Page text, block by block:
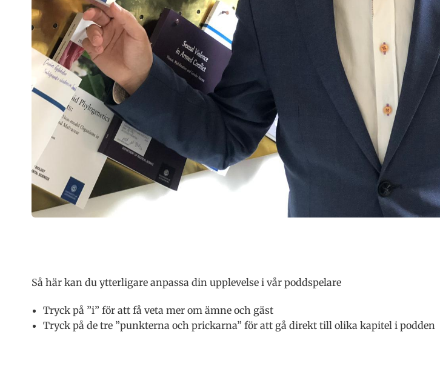
Så här kan du ytterligare anpassa din upplevelse i vår poddspelare
Tryck på ”i” för att få veta mer om ämne och gäst
Tryck på de tre ”punkterna och prickarna” för att gå direkt till olika kapitel i podden